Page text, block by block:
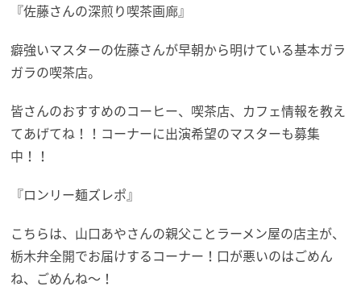
『佐藤さんの深煎り喫茶画廊』
癖強いマスターの佐藤さんが早朝から明けている基本ガラ
ガラの喫茶店。
皆さんのおすすめのコーヒー、喫茶店、カフェ情報を教え
てあげてね！！コーナーに出演希望のマスターも募集
中！！
『ロンリー麺ズレポ』
こちらは、山口あやさんの親父ことラーメン屋の店主が、
栃木弁全開でお届けするコーナー！口が悪いのはごめん
ね、ごめんね〜！